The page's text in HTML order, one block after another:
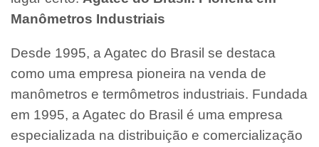
Manômetros Industriais
Desde 1995, a Agatec do Brasil se destaca
como uma empresa pioneira na venda de
manômetros e termômetros industriais. Fundada
em 1995, a Agatec do Brasil é uma empresa
especializada na distribuição e comercialização